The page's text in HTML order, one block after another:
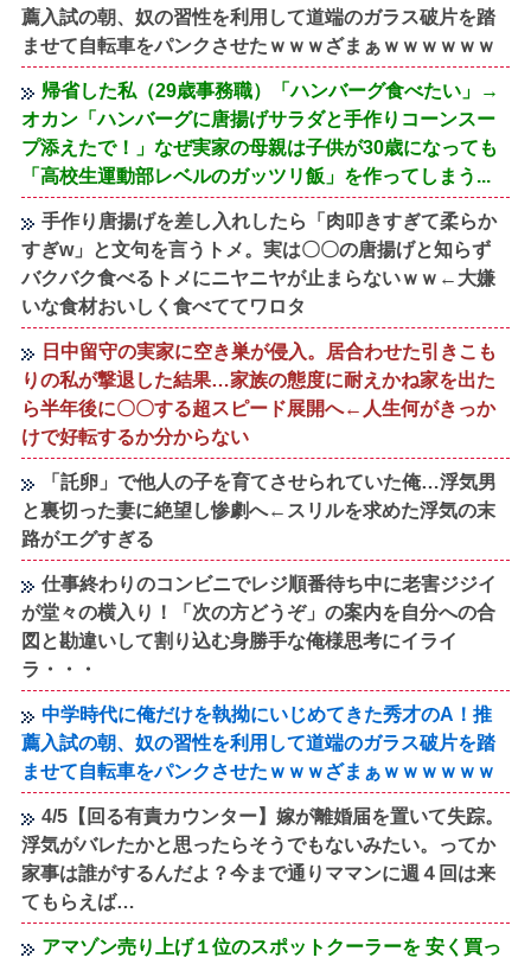
薦入試の朝、奴の習性を利用して道端のガラス破片を踏
ませて自転車をパンクさせたｗｗｗざまぁｗｗｗｗｗｗ
帰省した私（29歳事務職）「ハンバーグ食べたい」→
オカン「ハンバーグに唐揚げサラダと手作りコーンスー
プ添えたで！」なぜ実家の母親は子供が30歳になっても
「高校生運動部レベルのガッツリ飯」を作ってしまう...
手作り唐揚げを差し入れしたら「肉叩きすぎて柔らか
すぎw」と文句を言うトメ。実は〇〇の唐揚げと知らず
バクバク食べるトメにニヤニヤが止まらないｗｗ←大嫌
いな食材おいしく食べててワロタ
日中留守の実家に空き巣が侵入。居合わせた引きこも
りの私が撃退した結果…家族の態度に耐えかね家を出た
ら半年後に〇〇する超スピード展開へ←人生何がきっか
けで好転するか分からない
「託卵」で他人の子を育てさせられていた俺…浮気男
と裏切った妻に絶望し惨劇へ←スリルを求めた浮気の末
路がエグすぎる
仕事終わりのコンビニでレジ順番待ち中に老害ジジイ
が堂々の横入り！「次の方どうぞ」の案内を自分への合
図と勘違いして割り込む身勝手な俺様思考にイライ
ラ・・・
中学時代に俺だけを執拗にいじめてきた秀才のA！推
薦入試の朝、奴の習性を利用して道端のガラス破片を踏
ませて自転車をパンクさせたｗｗｗざまぁｗｗｗｗｗｗ
4/5【回る有責カウンター】嫁が離婚届を置いて失踪。
浮気がバレたかと思ったらそうでもないみたい。ってか
家事は誰がするんだよ？今まで通りママンに週４回は来
てもらえば…
アマゾン売り上げ１位のスポットクーラーを 安く買っ